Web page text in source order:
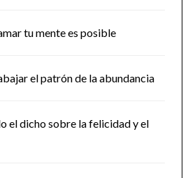
tu mente es posible
el patrón de la abundancia
el dicho sobre la felicidad y el